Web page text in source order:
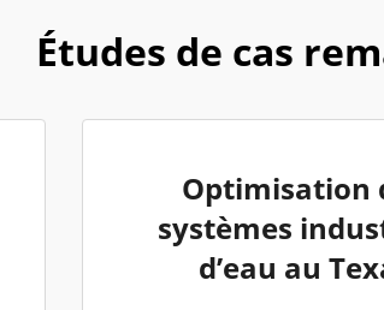
Études de cas
Optimisation
systèmes
d’eau au